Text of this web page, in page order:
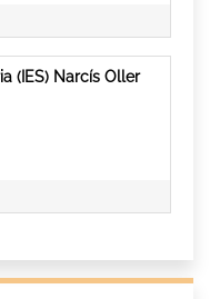
(IES) Narcís Oller